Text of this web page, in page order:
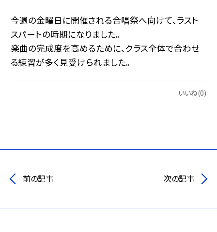
今週の金曜日に開催される合唱祭へ向けて、ラスト
スパートの時期になりました。
楽曲の完成度を高めるために、クラス全体で合わせ
る練習が多く見受けられました。
いいね(0)
前の記事 次の記事